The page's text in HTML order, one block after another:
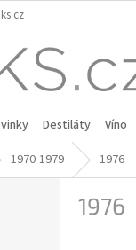
Destiláty Víno
1970-1979 1976
1976